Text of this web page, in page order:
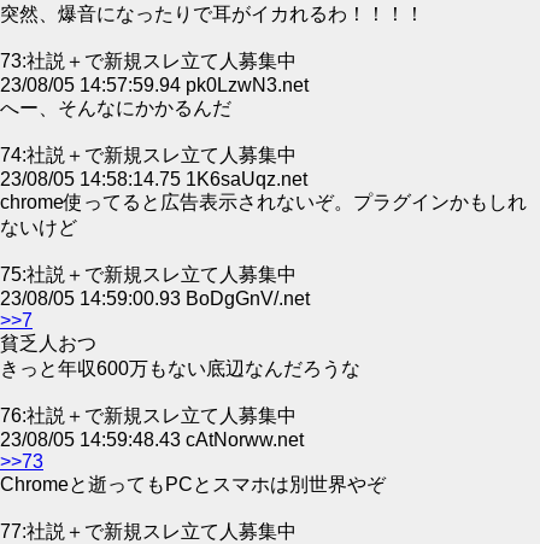
突然、爆音になったりで耳がイカれるわ！！！！
73:社説＋で新規スレ立て人募集中
23/08/05 14:57:59.94 pk0LzwN3.net
へー、そんなにかかるんだ
74:社説＋で新規スレ立て人募集中
23/08/05 14:58:14.75 1K6saUqz.net
chrome使ってると広告表示されないぞ。プラグインかもしれ
ないけど
75:社説＋で新規スレ立て人募集中
23/08/05 14:59:00.93 BoDgGnV/.net
>>7
貧乏人おつ
きっと年収600万もない底辺なんだろうな
76:社説＋で新規スレ立て人募集中
23/08/05 14:59:48.43 cAtNorww.net
>>73
Chromeと逝ってもPCとスマホは別世界やぞ
77:社説＋で新規スレ立て人募集中